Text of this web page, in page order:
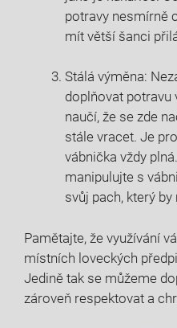
potravy nesmírně
mít větší šanci
Stálá výměna:
doplňovat potravu
naučí, že se zde
stále vracet. Je
vábnička vždy
manipulujte s
svůj pach, který
Pamětajte, že využívání
místních loveckých
Jedině tak se můžeme
zároveň respektovat a